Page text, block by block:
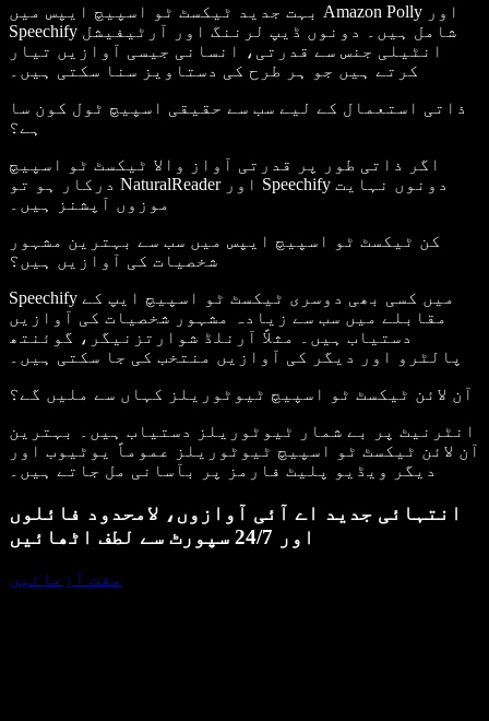
بہت جدید ٹیکسٹ ٹو اسپیچ ایپس میں Amazon Polly اور
Speechify شامل ہیں۔ دونوں ڈیپ لرننگ اور آرٹیفیشل
انٹیلی جنس سے قدرتی، انسانی جیسی آوازیں تیار
کرتے ہیں جو ہر طرح کی دستاویز سنا سکتی ہیں۔
ذاتی استعمال کے لیے سب سے حقیقی اسپیچ ٹول کون سا
ہے؟
اگر ذاتی طور پر قدرتی آواز والا ٹیکسٹ ٹو اسپیچ
درکار ہو تو NaturalReader اور Speechify دونوں نہایت
موزوں آپشنز ہیں۔
کن ٹیکسٹ ٹو اسپیچ ایپس میں سب سے بہترین مشہور
شخصیات کی آوازیں ہیں؟
Speechify میں کسی بھی دوسری ٹیکسٹ ٹو اسپیچ ایپ کے
مقابلے میں سب سے زیادہ مشہور شخصیات کی آوازیں
دستیاب ہیں۔ مثلاً آرنلڈ شوارتزنیگر، گوئنتھ
پالٹرو اور دیگر کی آوازیں منتخب کی جا سکتی ہیں۔
آن لائن ٹیکسٹ ٹو اسپیچ ٹیوٹوریلز کہاں سے ملیں گے؟
انٹرنیٹ پر بے شمار ٹیوٹوریلز دستیاب ہیں۔ بہترین
آن لائن ٹیکسٹ ٹو اسپیچ ٹیوٹوریلز عموماً یوٹیوب اور
دیگر ویڈیو پلیٹ فارمز پر بآسانی مل جاتے ہیں۔
انتہائی جدید اے آئی آوازوں، لامحدود فائلوں
اور 24/7 سپورٹ سے لطف اٹھائیں
مفت آزمائیں